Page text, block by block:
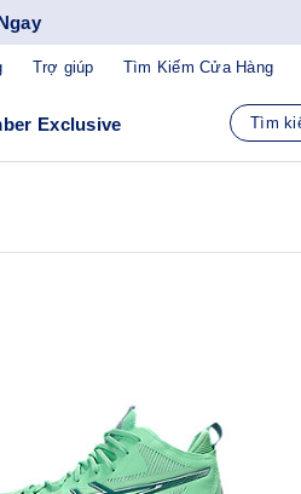
Trợ giúp Tìm Kiếm Cửa Hàng
Exclusive